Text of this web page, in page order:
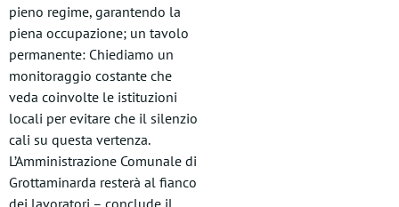
pieno regime, garantendo la
piena occupazione; un tavolo
permanente: Chiediamo un
monitoraggio costante che
veda coinvolte le istituzioni
locali per evitare che il silenzio
cali su questa vertenza.
L’Amministrazione Comunale di
Grottaminarda resterà al fianco
dei lavoratori – conclude il